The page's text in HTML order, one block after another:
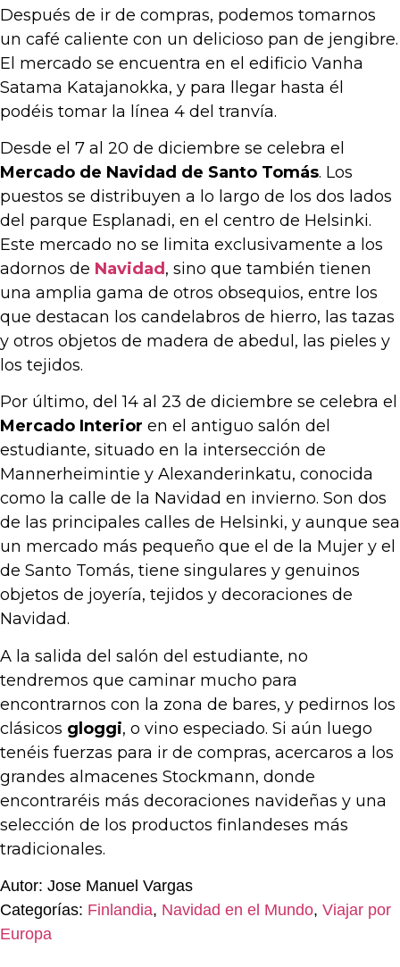
Después de ir de compras, podemos tomarnos
un café caliente con un delicioso pan de jengibre.
El mercado se encuentra en el edificio Vanha
Satama Katajanokka, y para llegar hasta él
podéis tomar la línea 4 del tranvía.
Desde el 7 al 20 de diciembre se celebra el
Mercado de Navidad de Santo Tomás. Los
puestos se distribuyen a lo largo de los dos lados
del parque Esplanadi, en el centro de Helsinki.
Este mercado no se limita exclusivamente a los
adornos de Navidad , sino que también tienen
una amplia gama de otros obsequios, entre los
que destacan los candelabros de hierro, las tazas
y otros objetos de madera de abedul, las pieles y
los tejidos.
Por último, del 14 al 23 de diciembre se celebra el
Mercado Interior en el antiguo salón del
estudiante, situado en la intersección de
Mannerheimintie y Alexanderinkatu, conocida
como la calle de la Navidad en invierno. Son dos
de las principales calles de Helsinki, y aunque sea
un mercado más pequeño que el de la Mujer y el
de Santo Tomás, tiene singulares y genuinos
objetos de joyería, tejidos y decoraciones de
Navidad.
A la salida del salón del estudiante, no
tendremos que caminar mucho para
encontrarnos con la zona de bares, y pedirnos los
clásicos gloggi, o vino especiado. Si aún luego
tenéis fuerzas para ir de compras, acercaros a los
grandes almacenes Stockmann, donde
encontraréis más decoraciones navideñas y una
selección de los productos finlandeses más
tradicionales.
Autor: Jose Manuel Vargas
Categorías: Finlandia, Navidad en el Mundo, Viajar por
Europa